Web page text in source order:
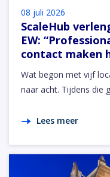
08 juli 2026
ScaleHub
EW:
contact maken
Wat begon met vijf
naar acht. Tijdens die
Lees meer